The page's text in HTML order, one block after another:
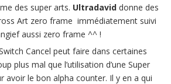
des super arts. Ultradavid donne des
Art zero frame immédiatement suivi
aussi zero frame ^^ !
Cancel peut faire dans certaines
plus mal que l’utilisation d’une Super
avoir le bon alpha counter. Il y en a qui